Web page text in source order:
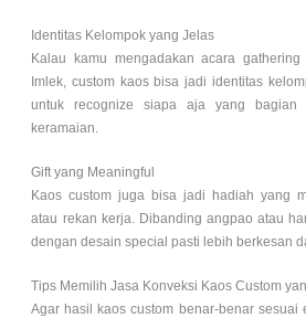
Identitas Kelompok yang Jelas
Kalau kamu mengadakan acara
Imlek, custom kaos bisa jadi identitas
untuk recognize siapa aja yang
keramaian.
Gift yang Meaningful
Kaos custom juga bisa jadi hadiah yang
atau rekan kerja. Dibanding angpao atau
dengan desain special pasti lebih berkesan
Tips Memilih Jasa Konveksi Kaos Custom
Agar hasil kaos custom benar-benar sesuai